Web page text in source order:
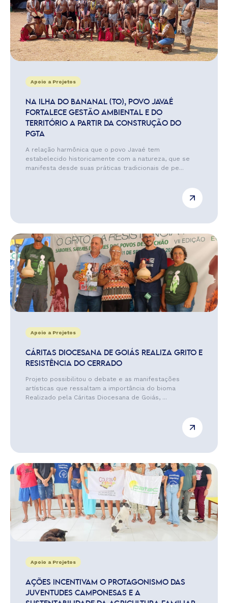
Apoio a Projetos
NA ILHA DO BANANAL (TO), POVO JAVAÉ
FORTALECE GESTÃO AMBIENTAL E DO
TERRITÓRIO A PARTIR DA CONSTRUÇÃO DO
PGTA
A relação harmônica que o povo Javaé tem
estabelecido historicamente com a natureza, que se
manifesta desde suas práticas tradicionais de pe...
Apoio a Projetos
CÁRITAS DIOCESANA DE GOIÁS REALIZA GRITO E
RESISTÊNCIA DO CERRADO
Projeto possibilitou o debate e as manifestações
artísticas que ressaltam a importância do bioma
Realizado pela Cáritas Diocesana de Goiás, ...
Apoio a Projetos
AÇÕES INCENTIVAM O PROTAGONISMO DAS
JUVENTUDES CAMPONESAS E A